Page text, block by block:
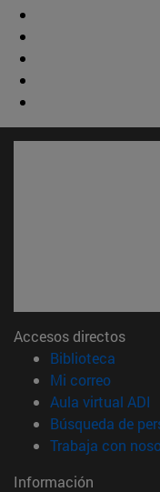
Accesos directos
Biblioteca
Mi correo(abre
Aula virtual ADI
Búsqueda de
Trabaja con
Información